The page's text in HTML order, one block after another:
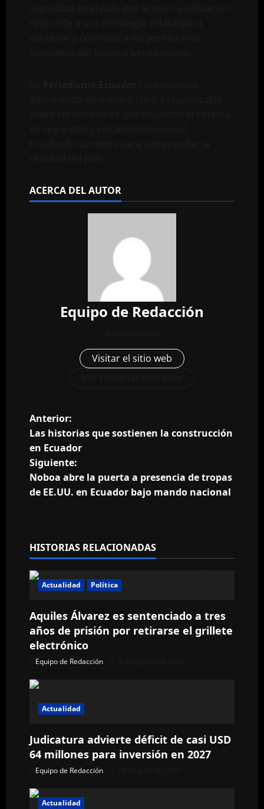
ACERCA DEL AUTOR
Equipo de Redacción
Visitar el sitio web
N
a
v
e
a
c
ó
n
d
e
e
n
t
r
Anterior:
Las historias que sostienen la construcción
en Ecuador
Siguiente:
Noboa abre la puerta a presencia de tropas
de EE.UU. en Ecuador bajo mando nacional
HISTORIAS RELACIONADAS
Actualidad Política
Aquiles Álvarez es sentenciado a tres
años de prisión por retirarse el grillete
electrónico
Equipo de Redacción
Actualidad
Judicatura advierte déficit de casi USD
64 millones para inversión en 2027
Equipo de Redacción
Actualidad